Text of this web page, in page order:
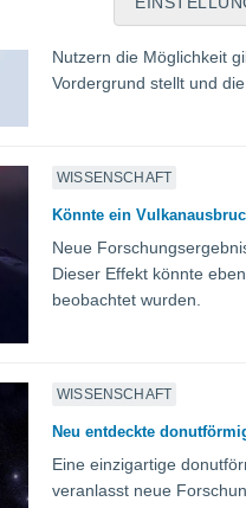
Meta geht von einem
Nutzern die Möglichkeit
Vordergrund stellt und
WISSENSCHAFT
Könnte ein
Neue
Dieser Effekt könnte
beobachtet wurden.
WISSENSCHAFT
Neu entdeckte
Eine einzigartige
veranlasst neue